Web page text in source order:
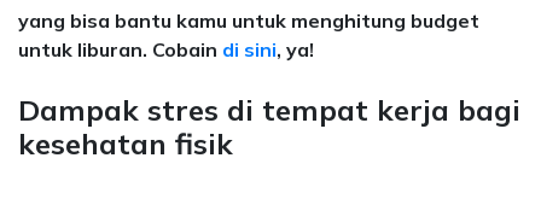
yang bisa bantu kamu untuk menghitung budget
untuk liburan. Cobain di sini, ya!
Dampak stres di tempat kerja bagi
kesehatan fisik